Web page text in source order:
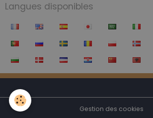
Langues disponibles
Gestion des cookies